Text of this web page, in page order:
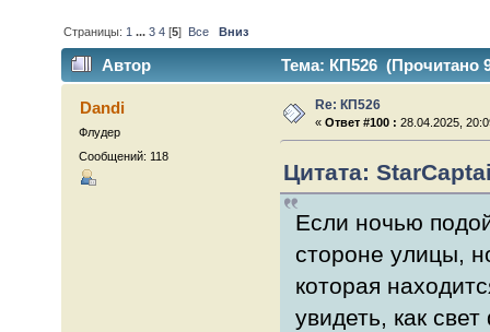
Страницы: 1 ...3 4 [5] Все Вниз
Автор Тема: КП526 (Прочитано
Dandi
Флудер
Сообщений: 118
Re: КП526
«Ответ #100 : 28.04.2025,
Цитата:
Если ночью
стороне улицы,
которая
увидеть, как